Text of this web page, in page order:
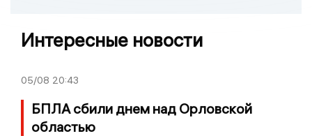
Интересные новости
05/08 20:43
БПЛА сбили днем над Орловской
областью